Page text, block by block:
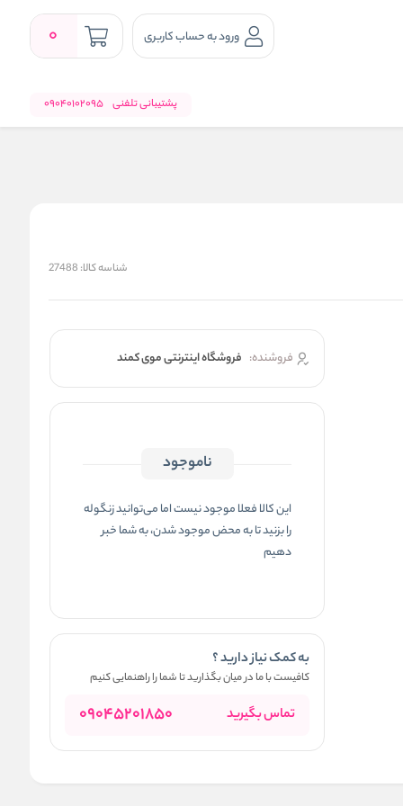
ورود به حساب کاربری 0
پشتیبانی تلفنی 09040102095
شناسه کالا: 27488
فروشنده: فروشگاه اینترنتی موی کمند
ناموجود
این کالا فعلا موجود نیست اما می‌توانید زنگوله
را بزنید تا به محض موجود شدن، به شما خبر
دهیم
به کمک نیاز دارید ؟
کافیست با ما در میان بگذارید تا شما را راهنمایی کنیم
تماس بگیرید 09045201850